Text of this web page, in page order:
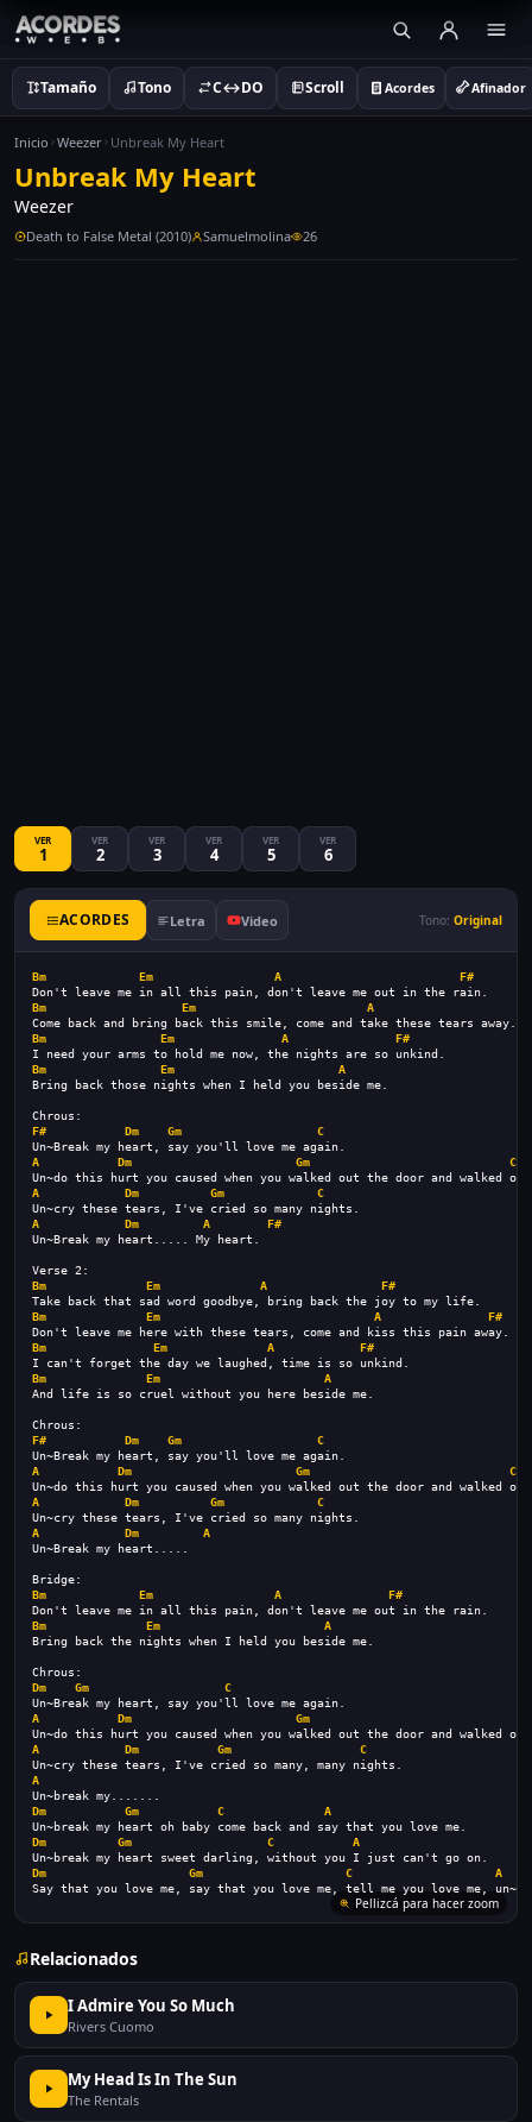
Tamaño Tono C↔DO Scroll Acordes Afinador
Inicio Weezer Unbreak My Heart
Unbreak My Heart
Weezer
Death to False Metal (2010) Samuelmolina 26
VER
1
VER
2
VER
3
VER
4
VER
5
VER
6
ACORDES Letra Video Tono: Original
Bm Em A
F#
Don't leave me in all this pain, don't leave me out in the rain.
Bm
Em A
Come back and bring back this smile, come and take these tears away.
Bm
Em A
F#
I need your arms to hold me now, the nights are so unkind.
Bm
Em
A
Bring back those nights when I held you beside me.
Chrous:
F#
Dm Gm
C
Un~Break my heart, say you'll love me again.
A
Dm Gm
C
Un~do this hurt you caused when you walked out the door and walked
A
Dm Gm
C
Un~cry these tears, I've cried so many nights.
A
Dm A
F#
Un~Break my heart..... My heart.
Verse 2:
Bm
Em A
F#
Take back that sad word goodbye, bring back the joy to my life.
Bm
Em A
F#
Don't leave me here with these tears, come and kiss this pain away.
Bm
Em A
F#
I can't forget the day we laughed, time is so unkind.
Bm
Em
A
And life is so cruel without you here beside me.
Chrous:
F#
Dm Gm
C
Un~Break my heart, say you'll love me again.
A
Dm Gm
C
Un~do this hurt you caused when you walked out the door and walked
A
Dm Gm
C
Un~cry these tears, I've cried so many nights.
A
Dm
A
Un~Break my heart.....
Bridge:
Bm
Em A
F#
Don't leave me in all this pain, don't leave me out in the rain.
Bm
Em
A
Bring back the nights when I held you beside me.
Chrous:
Dm
Gm
C
Un~Break my heart, say you'll love me again.
A
Dm Gm
Un~do this hurt you caused when you walked out the door and walked
A
Dm Gm
C
Un~cry these tears, I've cried so many, many nights.
A
Un~break my.......
Dm
Gm C
A
Un~break my heart oh baby come back and say that you love me.
Dm
Gm C
A
Un~break my heart sweet darling, without you I just can't go on.
Dm
Gm C
A
Say that you love me, say that you love me, tell me you love me,
Pellizcá para hacer zoom
Relacionados
I Admire You So Much
Rivers Cuomo
My Head Is In The Sun
The Rentals